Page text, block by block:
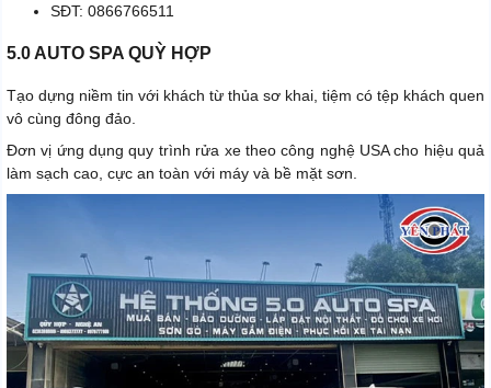
SĐT: 0866766511
5.0 AUTO SPA QUỲ HỢP
Tạo dựng niềm tin với khách từ thủa sơ khai, tiệm có tệp khách quen
vô cùng đông đảo.
Đơn vị ứng dụng quy trình rửa xe theo công nghệ USA cho hiệu quả
làm sạch cao, cực an toàn với máy và bề mặt sơn.